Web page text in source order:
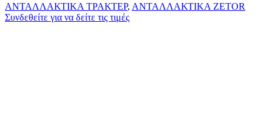
ΑΝΤΑΛΛΑΚΤΙΚΑ ΤΡΑΚΤΕΡ, ΑΝΤΑΛΛΑΚΤΙΚΑ ZETOR
Συνδεθείτε για να δείτε τις τιμές